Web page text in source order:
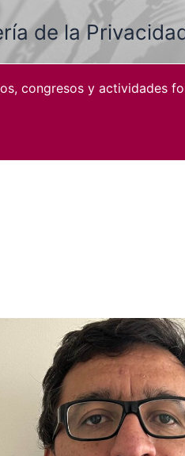
de la
congresos y actividades